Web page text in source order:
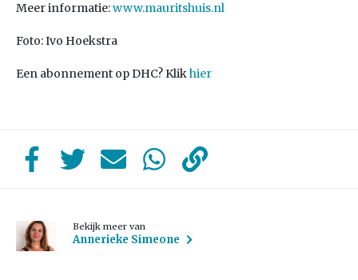
Meer informatie:www.mauritshuis.nl
Foto: Ivo Hoekstra
Een abonnement op DHC? Klikhier
Bekijk meer van
Annerieke Simeone